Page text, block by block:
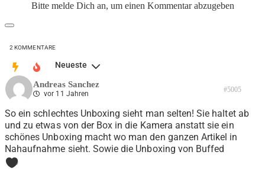
Bitte melde Dich an, um einen Kommentar abzugeben
2KOMMENTARE
Neueste
Andreas Sanchez
vor 11 Jahren #5005
So ein schlechtes Unboxing sieht man selten! Sie haltet ab
und zu etwas von der Box in die Kamera anstatt sie ein
schönes Unboxing macht wo man den ganzen Artikel in
Nahaufnahme sieht. Sowie die Unboxing von Buffed
0